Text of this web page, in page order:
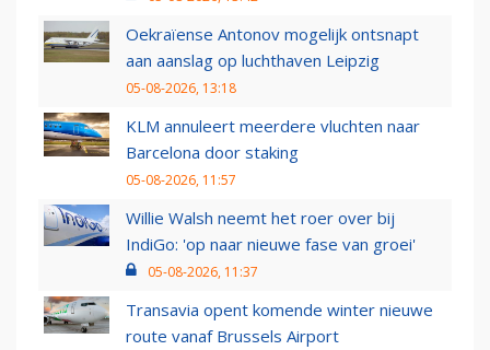
Oekraïense Antonov mogelijk ontsnapt
aan aanslag op luchthaven Leipzig
05-08-2026, 13:18
KLM annuleert meerdere vluchten naar
Barcelona door staking
05-08-2026, 11:57
Willie Walsh neemt het roer over bij
IndiGo: 'op naar nieuwe fase van groei'
05-08-2026, 11:37
Transavia opent komende winter nieuwe
route vanaf Brussels Airport